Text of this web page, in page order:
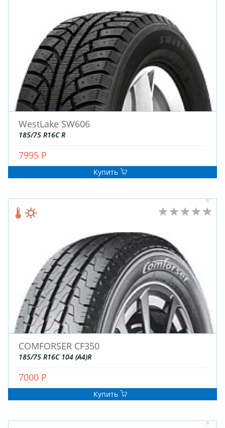
ДЛЯ ГРУЗОВЫХ АВТО
ДЛЯ ЛЕГКОВЫХ АВТО
ШИНЫ
ДИСКИ
АККУМУЛЯТОРЫ
WestLake SW606
185/75 R16C R
7995 Р
Купить
COMFORSER CF350
185/75 R16C 104 (A4)R
7000 Р
Купить